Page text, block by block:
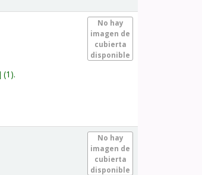
No hay
imagen de
cubierta
disponible
(1).
No hay
imagen de
cubierta
disponible